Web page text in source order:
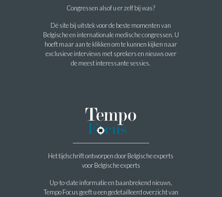
Congressen alsof u er zelf bij was?
Dé site bij uitstek voor de beste momenten van
Belgische en internationale medische congressen. U
hoeft maar aan te klikken om te kunnen kijken naar
exclusieve interviews met sprekers en nieuws over
de meest interessante sessies.
Het tijdschrift ontworpen door Belgische experts
voor Belgische experts
Up-to-date informatie en baanbrekend nieuws,
Tempo Focus geeft u een gedetailleerd overzicht van